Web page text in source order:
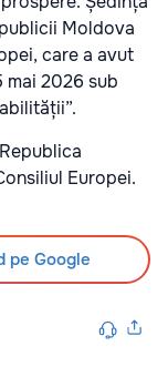
Moldova
care a avut
mai 2026 sub
Europei.
pe Google